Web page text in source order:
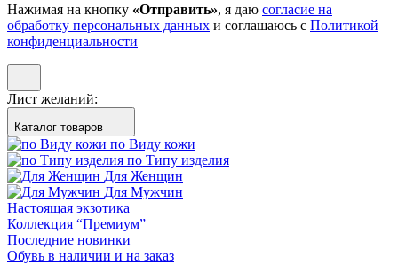
Нажимая на кнопку «Отправить», я даю согласие на
обработку персональных данных и соглашаюсь с Политикой
конфиденциальности
Лист желаний:
Каталог товаров
по Виду кожи
по Типу изделия
Для Женщин
Для Мужчин
Настоящая экзотика
Коллекция “Премиум”
Последние новинки
Обувь в наличии и на заказ